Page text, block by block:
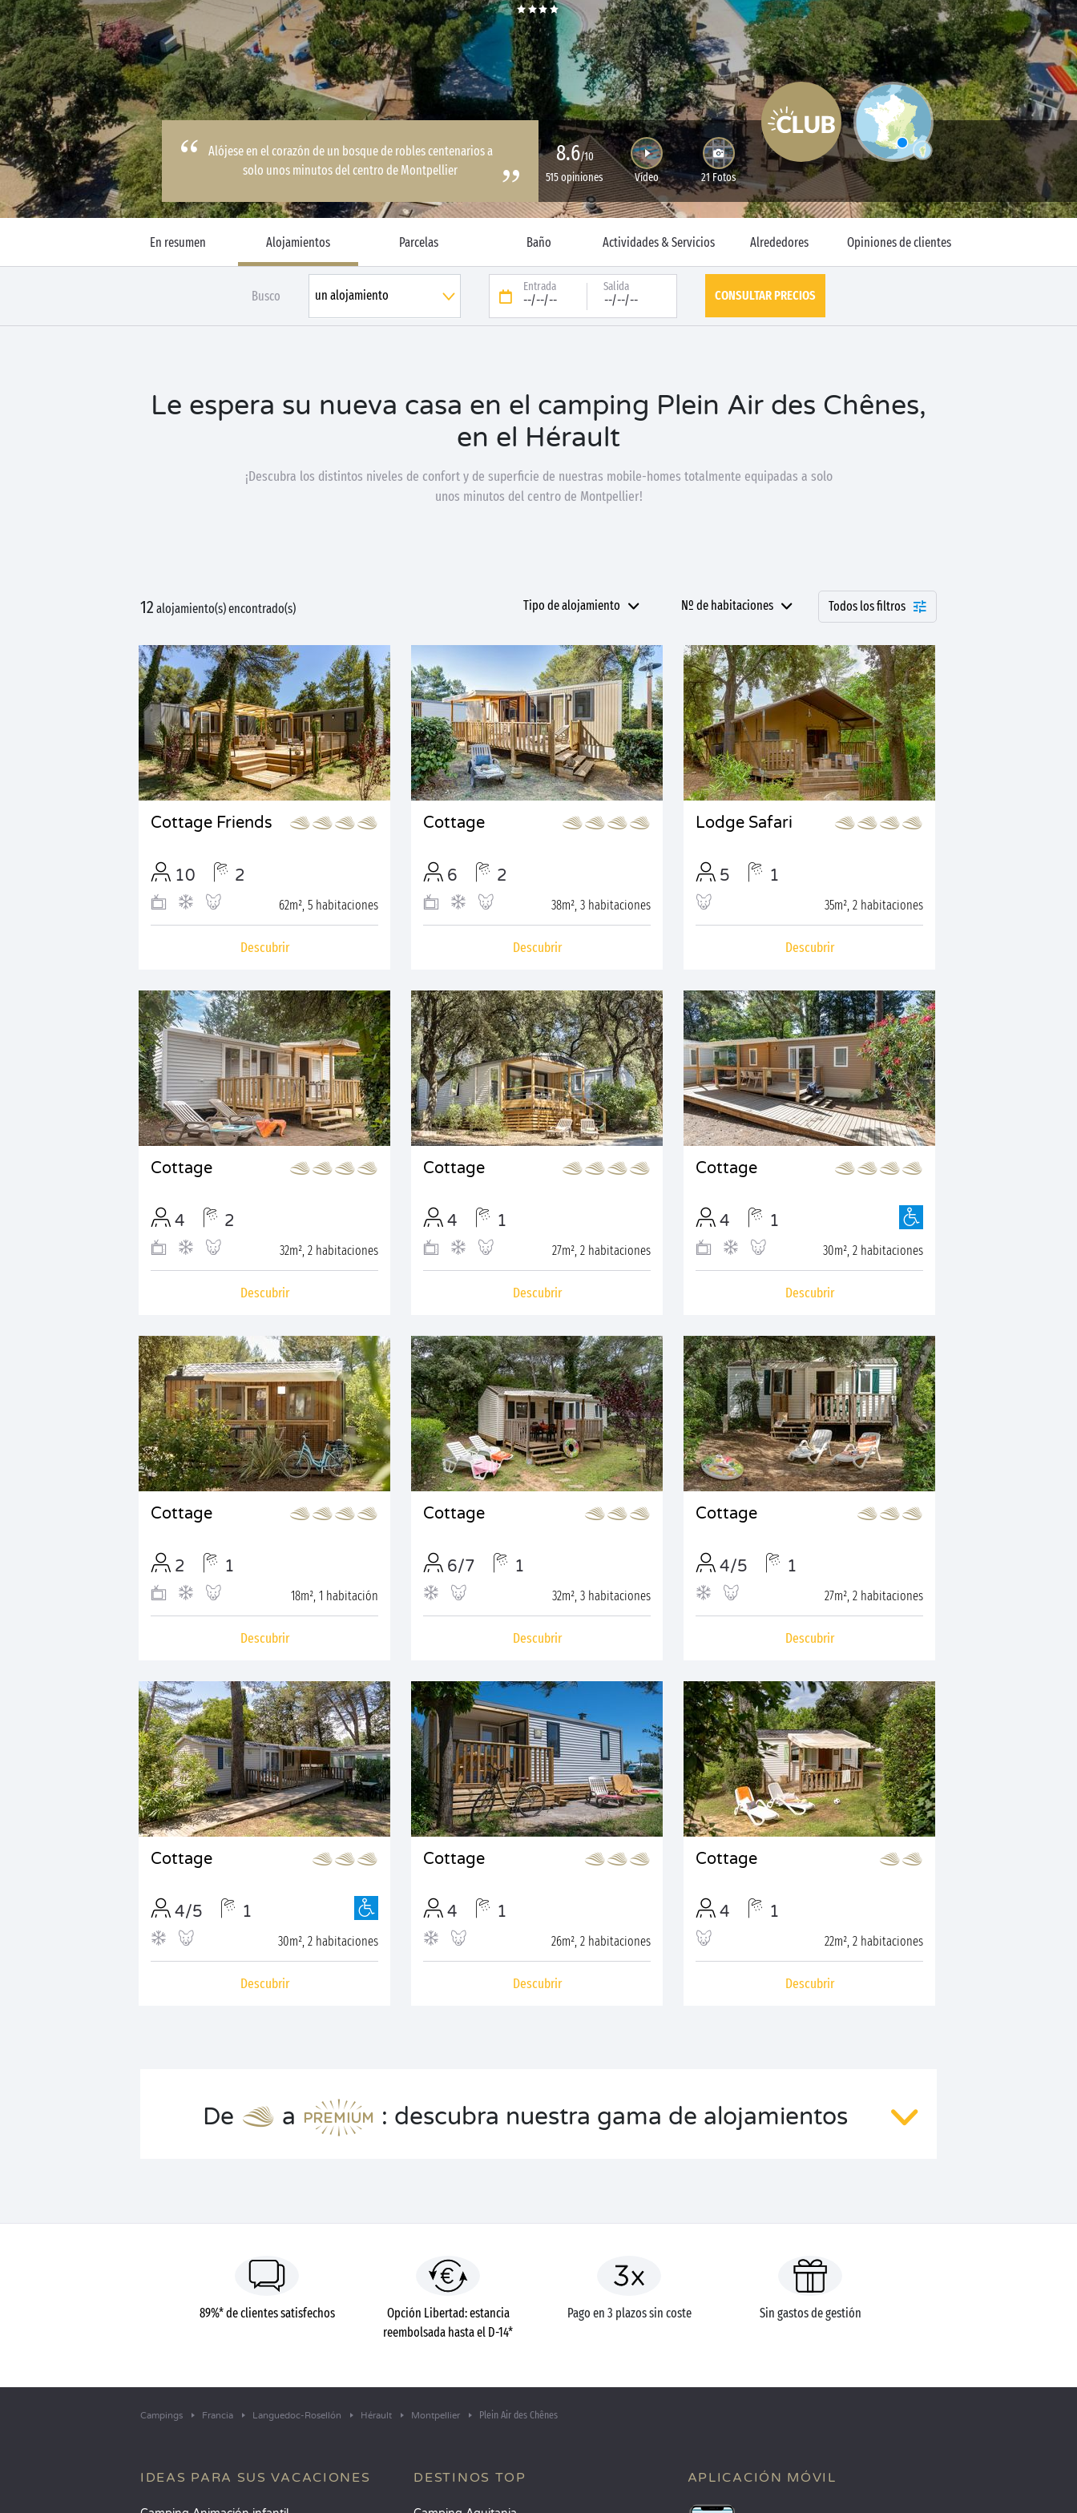
Alójese en el corazón de un bosque de robles centenarios a
solo unos minutos del centro de Montpellier
8.6/10
515 opiniones
Vídeo 21 Fotos
En resumen Alojamientos Parcelas Baño Actividades & Servicios Alrededores Opiniones de clientes
Busco
Entrada
--/--/--
Salida
--/--/-- CONSULTAR PRECIOS
Le espera su nueva casa en el camping Plein Air des Chênes,
en el Hérault
¡Descubra los distintos niveles de confort y de superficie de nuestras mobile-homes totalmente equipadas a solo
unos minutos del centro de Montpellier!
12 alojamiento(s) encontrado(s) Tipo de alojamiento Nº de habitaciones Todos los filtros
Cottage Friends
10 2
62m², 5 habitaciones
Descubrir
Cottage
6 2
38m², 3 habitaciones
Descubrir
Lodge Safari
5 1
35m², 2 habitaciones
Descubrir
Cottage
4 2
32m², 2 habitaciones
Descubrir
Cottage
4 1
27m², 2 habitaciones
Descubrir
Cottage
4 1
30m², 2 habitaciones
Descubrir
Cottage
2 1
18m², 1 habitación
Descubrir
Cottage
6/7 1
32m², 3 habitaciones
Descubrir
Cottage
4/5 1
27m², 2 habitaciones
Descubrir
Cottage
4/5 1
30m², 2 habitaciones
Descubrir
Cottage
4 1
26m², 2 habitaciones
Descubrir
Cottage
4 1
22m², 2 habitaciones
Descubrir
De a : descubra nuestra gama de alojamientos
89%* de clientes satisfechos
Opción Libertad: estancia
reembolsada hasta el D-14*
Pago en 3 plazos sin coste Sin gastos de gestión
Campings Francia Languedoc-Rosellón Hérault Montpellier Plein Air des Chênes
IDEAS PARA SUS VACACIONES DESTINOS TOP APLICACIÓN MÓVIL